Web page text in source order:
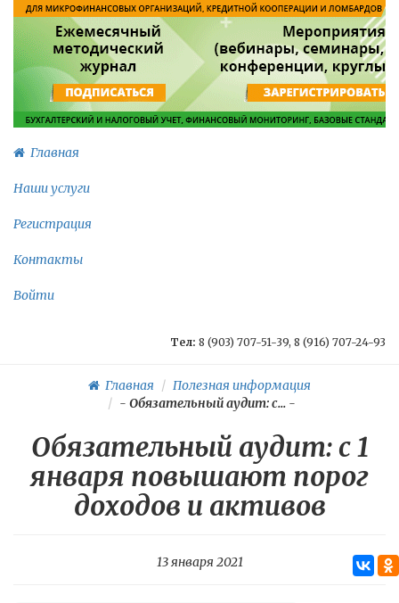
Главная
Наши услуги
Регистрация
Контакты
Войти
Тел: 8 (903) 707-51-39, 8 (916) 707-24-93
Главная
Полезная информация
- Обязательный аудит: с... -
Обязательный аудит: с 1
января повышают порог
доходов и активов
13 января 2021